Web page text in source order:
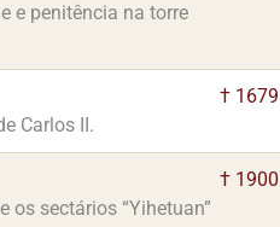
e penitência na torre
Carlos II.
† 1679
os sectários “Yihetuan”
† 1900